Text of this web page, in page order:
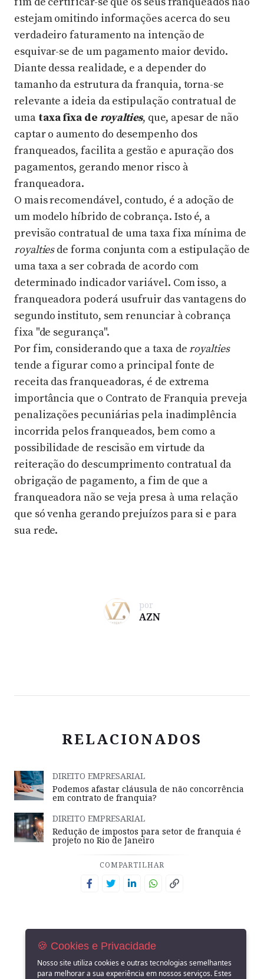
estejam omitindo informações acerca do seu
verdadeiro faturamento na intenção de
esquivar-se de um pagamento maior devido.
Diante dessa realidade, e a depender do
tamanho da estrutura da franquia, torna-se
relevante a ideia da estipulação contratual de
uma taxa fixa de royalties, que, apesar de não
captar o aumento do desempenho dos
franqueados, facilita a gestão e apuração dos
pagamentos, gerando menor risco à
franqueadora.
O mais recomendável, contudo, é a adoção de
um modelo híbrido de cobrança. Isto é, a
previsão contratual de uma taxa fixa mínima de
royaltiesde forma conjunta com a estipulação de
uma taxa a ser cobrada de acordo com
determinado indicador variável. Com isso, a
franqueadora poderá usufruir das vantagens do
segundo instituto, sem renunciar à cobrança
fixa "de segurança".
Por fim, considerando que a taxa deroyalties
tende a figurar como a principal fonte de
receita das franqueadoras, é de extrema
importância que o Contrato de Franquia preveja
penalizações pecuniárias pela inadimplência
incorrida pelos franqueados, bem como a
possibilidade de rescisão em virtude da
reiteração do descumprimento contratual da
obrigação de pagamento, a fim de que a
franqueadora não se veja presa à uma relação
que só venha gerando prejuízos para si e para
sua rede.
por
AZN
RELACIONADOS
DIREITO EMPRESARIAL
Podemos afastar cláusula de não concorrência
em contrato de franquia?
DIREITO EMPRESARIAL
Redução de impostos para setor de franquia é
projeto no Rio de Janeiro
COMPARTILHAR
🍪 Cookies e Privacidade
Nosso site utiliza cookies e outras tecnologias semelhantes
para melhorar a sua experiência em nossos serviços. Estes